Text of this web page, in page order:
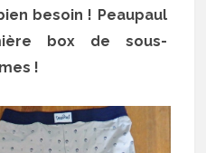
besoin ! Peaupaul
box de sous-
!